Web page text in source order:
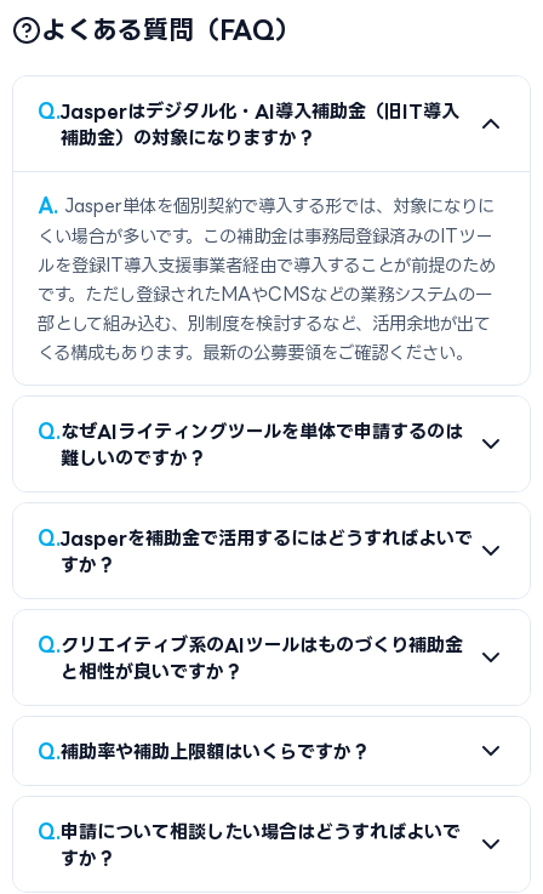
よくある質問（FAQ）
Q Jasperはデジタル化・AI導入補助金（旧IT導入
補助金）の対象になりますか？
A
Jasper単体を個別契約で導入する形では、対象になりに
くい場合が多いです。この補助金は事務局登録済みのITツー
ルを登録IT導入支援事業者経由で導入することが前提のため
です。ただし登録されたMAやCMSなどの業務システムの一
部として組み込む、別制度を検討するなど、活用余地が出て
くる構成もあります。最新の公募要領をご確認ください。
Q なぜAIライティングツールを単体で申請するのは
難しいのですか？
A
補助金が「登録ツール」「事業者経由」という二つの前提
に立っているためです。担当者が自分で手軽にサブスク契約で
文章生成は用途が広く、どの業務がどれだけ改善したかを切
り出しにくいため、効果の数値化にも工夫が必要です。
Q Jasperを補助金で活用するにはどうすればよいで
すか？
A
主に3つのルートが考えられます。登録済みのMAやCMS
などマーケティング系の業務システムとセットで申請する、AI
る、ものづくり補助金など別制度を検討する、の3つです。い
ずれもツール起点でなく課題起点で考えることが重要です。
Q クリエイティブ系のAIツールはものづくり補助金
と相性が良いですか？
A
画像・動画・文章を生成するクリエイティブ系のツール
く場合、革新的サービスや試作開発を支援するものづくり補
助金との相性が出てくることがあります。ただし制度ごとに要
件が異なるため、取り組み内容に合うかを公募要領で確認す
Q 補助率や補助上限額はいくらですか？
A
補助率や上限額、対象経費の範囲は年度や公募回ごとに変
わります。本記事では具体額を断定せず、必ず該当年度の最新
Q 申請について相談したい場合はどうすればよいで
すか？